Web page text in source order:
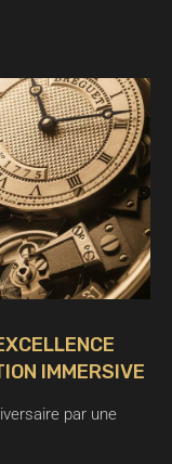
IMMERSIVE
par une